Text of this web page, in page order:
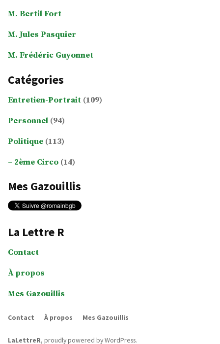
M. Bertil Fort
M. Jules Pasquier
M. Frédéric Guyonnet
Catégories
Entretien-Portrait (109)
Personnel (94)
Politique (113)
2ème Circo (14)
Mes Gazouillis
La Lettre R
Contact
À propos
Mes Gazouillis
Contact À propos Mes Gazouillis
LaLettreR, proudly powered by WordPress.